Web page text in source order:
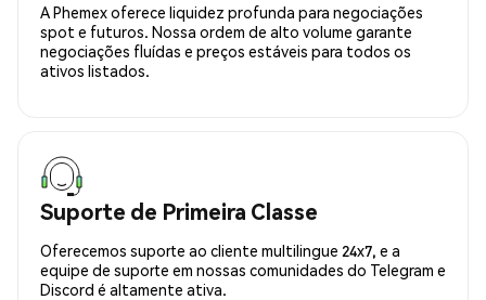
A Phemex oferece liquidez profunda para negociações
spot e futuros. Nossa ordem de alto volume garante
negociações fluídas e preços estáveis para todos os
ativos listados.
Suporte de Primeira Classe
Oferecemos suporte ao cliente multilingue 24x7, e a
equipe de suporte em nossas comunidades do Telegram e
Discord é altamente ativa.